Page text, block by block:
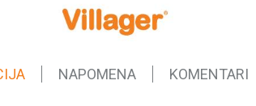
NAPOMENA KOMENTARI